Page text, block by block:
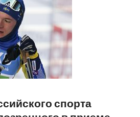
спорта